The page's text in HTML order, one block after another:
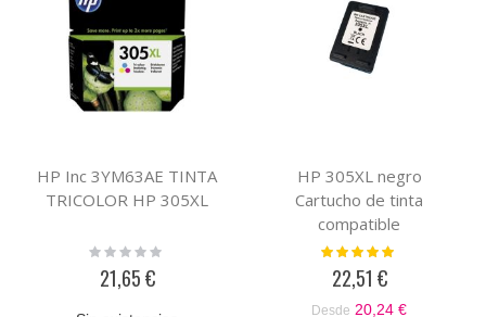
HP Inc 3YM63AE TINTA
TRICOLOR HP 305XL
Rating:
21,65 €
HP 305XL negro
Cartucho de tinta
compatible
Valoración:
22,51 €
Desde 20,24 €